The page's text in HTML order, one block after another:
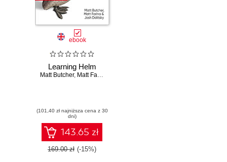
ebook
Learning Helm
Matt Butcher, Matt Farina
(101,40 zł najniższa cena z 30
dni)
143.65 zł
169.00 zł (-15%)